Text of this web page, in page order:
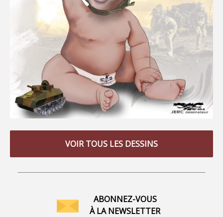
VOIR TOUS LES DESSINS
ABONNEZ-VOUS
À LA NEWSLETTER